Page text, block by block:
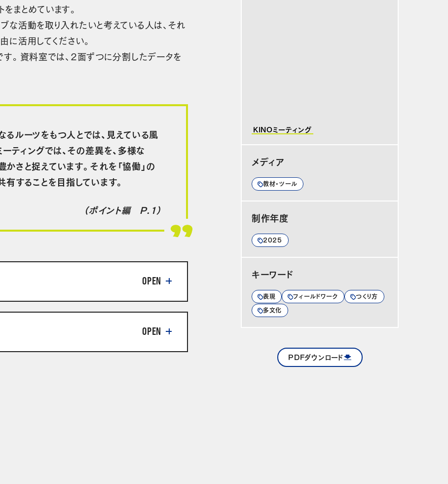
まとめています。
な活動を取り入れたいと考えている人は、それ
に活用してください。
。資料室では、2面ずつに分割したデータを
ルーツをもつ人とでは、見えている風
ティングでは、その差異を、多様な
さと捉えています。それを「協働」の
有することを目指しています。
（ポイント編 P.1）
KINOミーティング
メディア
教材・ツール
制作年度
2025
キーワード
表現 フィールドワーク
つくり方
多文化
PDFダウンロード